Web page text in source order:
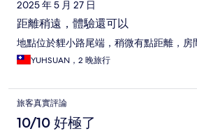
2025 年 5 月 27 日
距離稍遠，體驗還可以
地點位於貍小路尾端，稍微有點距離，房
YUHSUAN，2 晚旅行
旅客真實評論
10/10 好極了